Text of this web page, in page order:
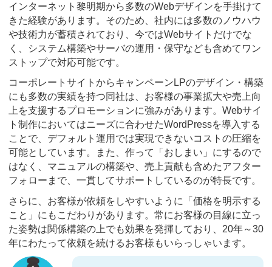
インターネット黎明期から多数のWebデザインを手掛けて
きた経験があります。そのため、社内には多数のノウハウ
や技術力が蓄積されており、今ではWebサイトだけでな
く、システム構築やサーバの運用・保守なども含めてワン
ストップで対応可能です。
コーポレートサイトからキャンペーンLPのデザイン・構築
にも多数の実績を持つ同社は、お客様の事業拡大や売上向
上を支援するプロモーションに強みがあります。Webサイ
ト制作においてはニーズに合わせたWordPressを導入する
ことで、デフォルト運用では実現できないコストの圧縮を
可能としています。また、作って「おしまい」にするので
はなく、マニュアルの構築や、売上貢献も含めたアフター
フォローまで、一貫してサポートしているのが特長です。
さらに、お客様が依頼をしやすいように「価格を明示する
こと」にもこだわりがあります。常にお客様の目線に立っ
た姿勢は関係構築の上でも効果を発揮しており、20年～30
年にわたって依頼を続けるお客様もいらっしゃいます。